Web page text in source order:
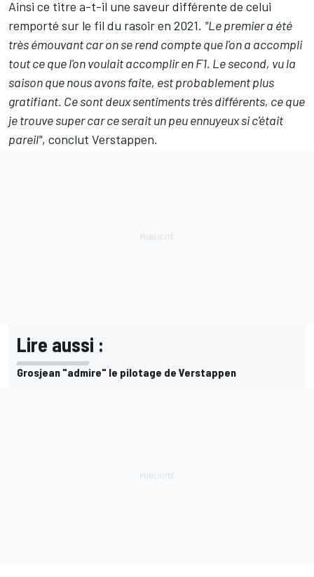
Ainsi ce titre a-t-il une saveur différente de celui
remporté sur le fil du rasoir en 2021. "Le premier a été
très émouvant car on se rend compte que l'on a accompli
tout ce que l'on voulait accomplir en F1. Le second, vu la
saison que nous avons faite, est probablement plus
gratifiant. Ce sont deux sentiments très différents, ce que
je trouve super car ce serait un peu ennuyeux si c'était
pareil", conclut Verstappen.
Lire aussi :
Grosjean "admire" le pilotage de Verstappen